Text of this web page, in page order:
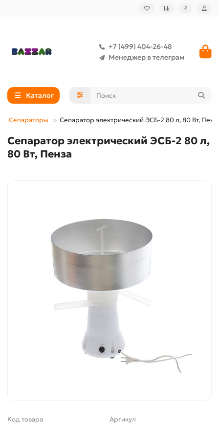
₽
+7 (499) 404-26-48
Менеджер в телеграм
Каталог
Сепараторы Сепаратор электрический ЭСБ-2 80 л, 80 Вт,
Сепаратор электрический ЭСБ-2 80 л,
80 Вт, Пенза
Код товара Артикул